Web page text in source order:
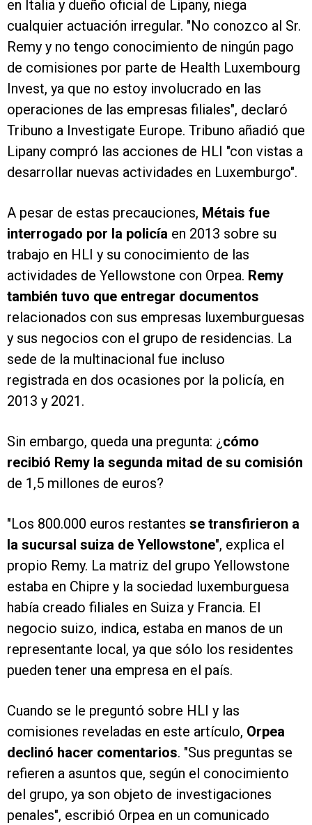
en Italia y dueño oficial de Lipany, niega
cualquier actuación irregular. "No conozco al Sr.
Remy y no tengo conocimiento de ningún pago
de comisiones por parte de Health Luxembourg
Invest, ya que no estoy involucrado en las
operaciones de las empresas filiales", declaró
Tribuno a Investigate Europe. Tribuno añadió que
Lipany compró las acciones de HLI "con vistas a
desarrollar nuevas actividades en Luxemburgo".
A pesar de estas precauciones, Métais fue
interrogado por la policía en 2013 sobre su
trabajo en HLI y su conocimiento de las
actividades de Yellowstone con Orpea. Remy
también tuvo que entregar documentos
relacionados con sus empresas luxemburguesas
y sus negocios con el grupo de residencias. La
sede de la multinacional fue incluso
registrada en dos ocasiones por la policía, en
2013 y 2021.
Sin embargo, queda una pregunta: ¿ cómo
recibió Remy la segunda mitad de su comisión
de 1,5 millones de euros?
"Los 800.000 euros restantes se transfirieron a
la sucursal suiza de Yellowstone", explica el
propio Remy. La matriz del grupo Yellowstone
estaba en Chipre y la sociedad luxemburguesa
había creado filiales en Suiza y Francia. El
negocio suizo, indica, estaba en manos de un
representante local, ya que sólo los residentes
pueden tener una empresa en el país.
Cuando se le preguntó sobre HLI y las
comisiones reveladas en este artículo, Orpea
declinó hacer comentarios. "Sus preguntas se
refieren a asuntos que, según el conocimiento
del grupo, ya son objeto de investigaciones
penales", escribió Orpea en un comunicado